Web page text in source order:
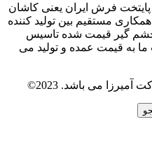
پایتخت فرش ایران یعنی کاشان
مستقیم بین تولید کننده
گیر قیمت شده تاسیس
به قیمت عمده و تولید می
می باشد. 2023©